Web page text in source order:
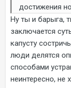
достижения
Ну ты и барыга,
заключается
капусту
люди делятся
способами
неинтересно, не